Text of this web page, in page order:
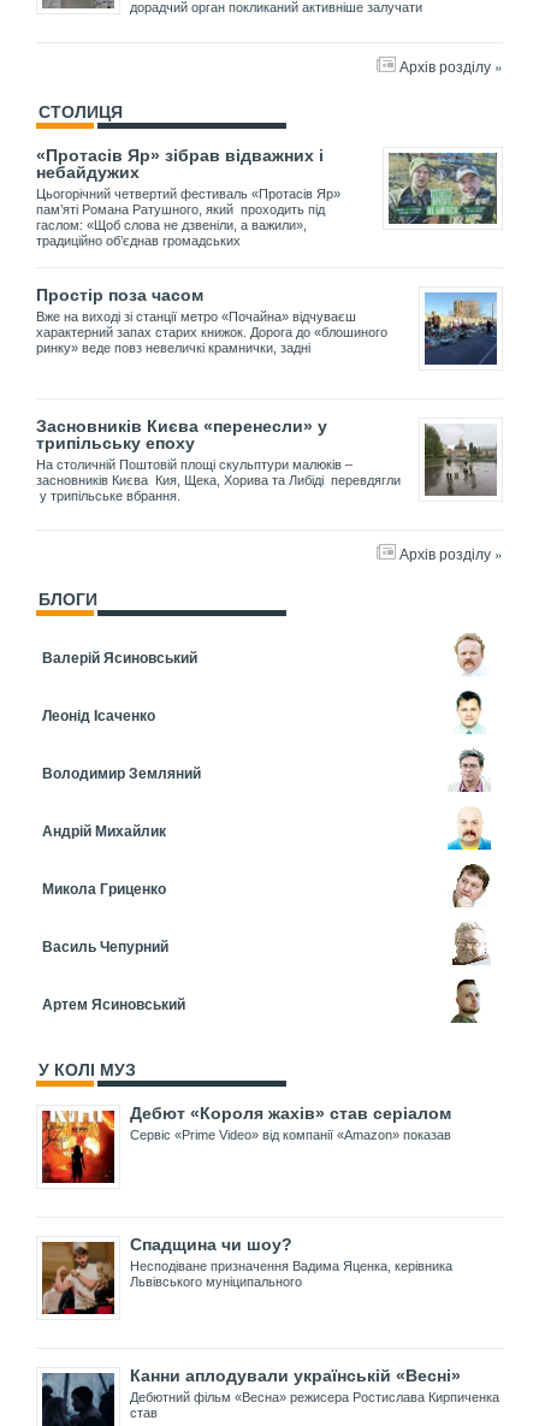
дорадчий орган покликаний активніше залучати
Архів розділу »
СТОЛИЦЯ
«Протасів Яр» зібрав відважних і
небайдужих
Цьогорічний четвертий фестиваль «Протасів Яр»
пам’яті Романа Ратушного, який проходить під
гаслом: «Щоб слова не дзвеніли, а важили»,
традиційно об’єднав громадських
Простір поза часом
Вже на виході зі станції метро «Почайна» відчуваєш
характерний запах старих книжок. Дорога до «блошиного
ринку» веде повз невеличкі крамнички, задні
Засновників Києва «перенесли» у
трипільську епоху
На столичній Поштовій площі скульптури малюків –
засновників Києва Кия, Щека, Хорива та Либіді перевдягли
у трипільське вбрання.
Архів розділу »
БЛОГИ
Валерій Ясиновський
Леонід Ісаченко
Володимир Земляний
Андрій Михайлик
Микола Гриценко
Василь Чепурний
Артем Ясиновський
У КОЛІ МУЗ
Дебют «Короля жахів» став серіалом
Сервіс «Prime Video» від компанії «Amazon» показав
Спадщина чи шоу?
Несподіване призначення Вадима Яценка, керівника
Львівського муніципального
Канни аплодували українській «Весні»
Дебютний фільм «Весна» режисера Ростислава Кирпиченка
став